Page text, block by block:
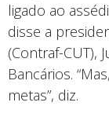
ligado ao
disse a
(Contraf-CUT),
Bancários.
metas”, diz.